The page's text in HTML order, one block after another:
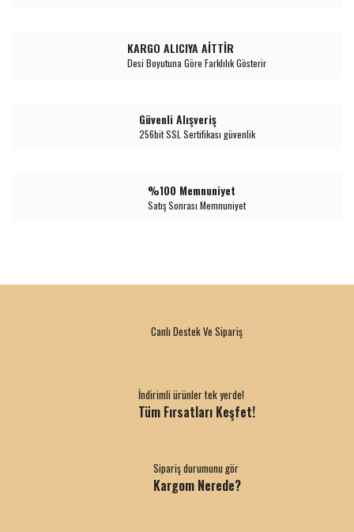
KARGO ALICIYA AİTTİR
Desi Boyutuna Göre Farklılık Gösterir
Güvenli Alışveriş
256bit SSL Sertifikası güvenlik
%100 Memnuniyet
Satış Sonrası Memnuniyet
Canlı Destek Ve Sipariş
İndirimli ürünler tek yerde!
Tüm Fırsatları Keşfet!
Sipariş durumunu gör
Kargom Nerede?